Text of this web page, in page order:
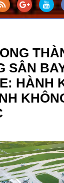
SÂN
HÀNH